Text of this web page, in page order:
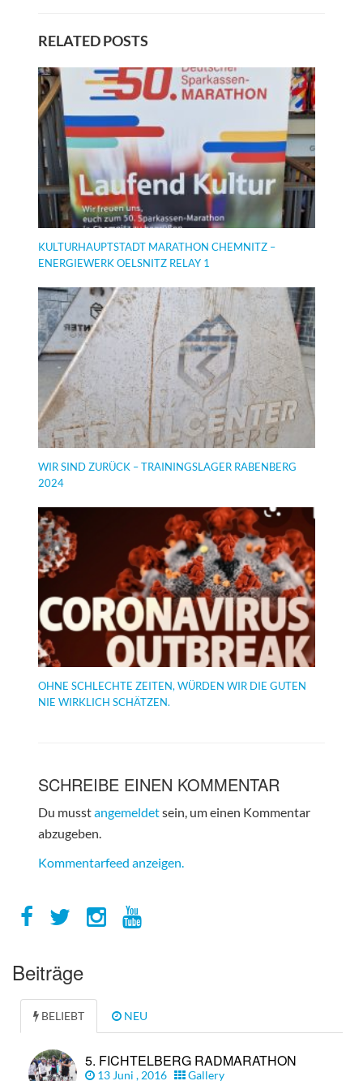
RELATED POSTS
KULTURHAUPTSTADT MARATHON CHEMNITZ –
ENERGIEWERK OELSNITZ RELAY 1
WIR SIND ZURÜCK – TRAININGSLAGER RABENBERG
2024
OHNE SCHLECHTE ZEITEN, WÜRDEN WIR DIE GUTEN
NIE WIRKLICH SCHÄTZEN.
SCHREIBE EINEN KOMMENTAR
Du musstangemeldetsein, um einen Kommentar
abzugeben.
Kommentarfeed anzeigen.
Beiträge
BELIEBT NEU
5. FICHTELBERG RADMARATHON
13 Juni , 2016 Gallery